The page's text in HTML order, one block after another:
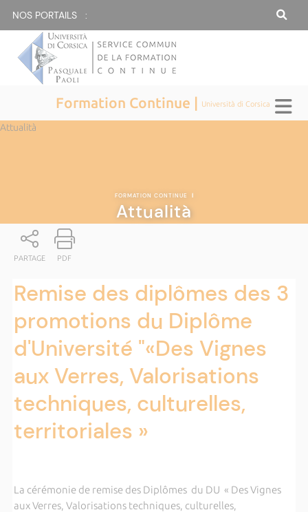
NOS PORTAILS :
Formation Continue | Università di Corsica
Attualità
FORMATION CONTINUE |
Attualità
PARTAGE PDF
Remise des diplômes des 3
promotions du Diplôme
d'Université "«Des Vignes
aux Verres, Valorisations
techniques, culturelles,
territoriales »
La cérémonie de remise des Diplômes du DU « Des Vignes
aux Verres, Valorisations techniques, culturelles,